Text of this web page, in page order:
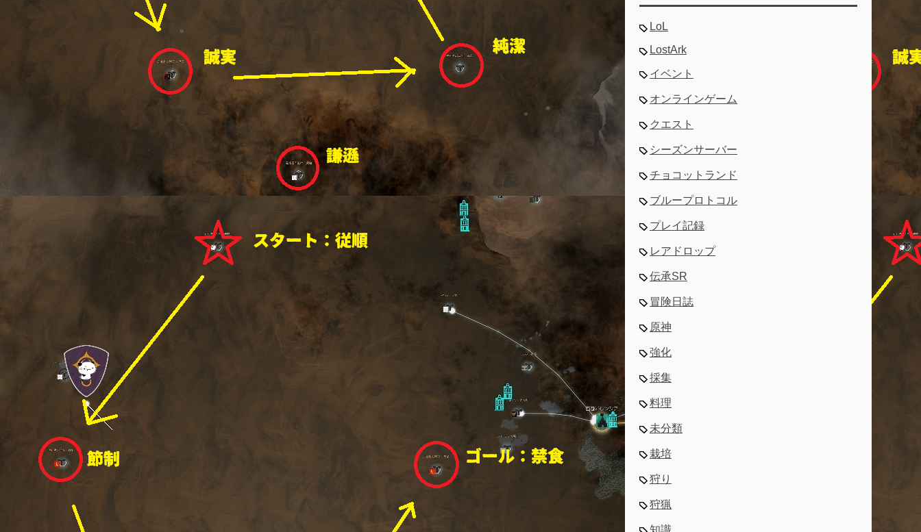
LoL
LostArk
イベント
オンラインゲーム
クエスト
シーズンサーバー
チョコットランド
ブループロトコル
プレイ記録
レアドロップ
伝承SR
冒険日誌
原神
強化
採集
料理
未分類
栽培
狩り
狩猟
知識